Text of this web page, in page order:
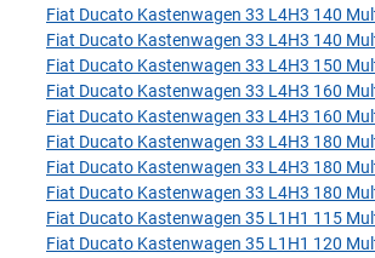
Fiat Ducato Kastenwagen 33 L4H3 140
Fiat Ducato Kastenwagen 33 L4H3 140
Fiat Ducato Kastenwagen 33 L4H3 150
Fiat Ducato Kastenwagen 33 L4H3 160
Fiat Ducato Kastenwagen 33 L4H3 160
Fiat Ducato Kastenwagen 33 L4H3 180
Fiat Ducato Kastenwagen 33 L4H3 180
Fiat Ducato Kastenwagen 33 L4H3 180
Fiat Ducato Kastenwagen 35 L1H1 115
Fiat Ducato Kastenwagen 35 L1H1 120